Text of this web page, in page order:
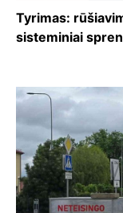
Tyrimas:
sisteminiai